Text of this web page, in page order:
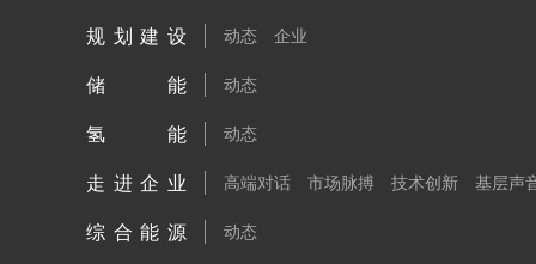
规划建设 动态 企业
储能 动态
氢能 动态
走进企业 高端对话 市场脉搏 技术创新 基层声
综合能源 动态